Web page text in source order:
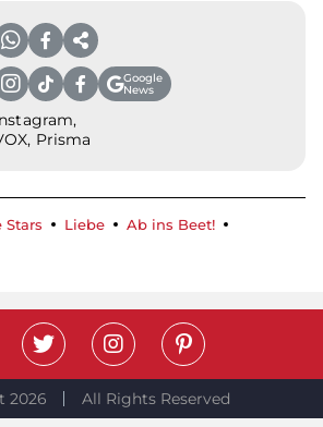
Google
News
Prisma
Stars Liebe
Ab ins Beet!
2026 All Rights Reserved